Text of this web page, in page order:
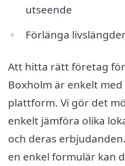
utseende
Förlänga
Att hitta rätt företag
Boxholm är enkelt
plattform. Vi gör det
enkelt jämföra olika
och deras
en enkel formulär kan